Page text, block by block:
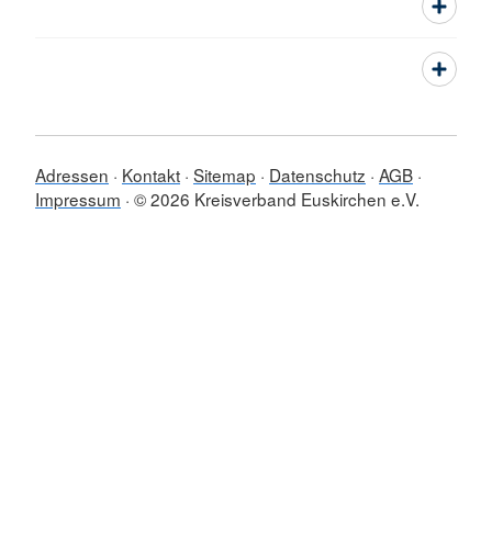
Adressen Kontakt Sitemap Datenschutz AGB
Impressum © 2026 Kreisverband Euskirchen e.V.